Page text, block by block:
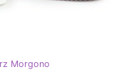
Morgono